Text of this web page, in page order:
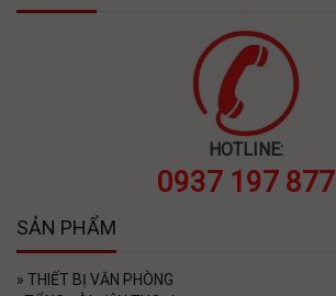
HOTLINE:
0937 197 877
SẢN PHẨM
» THIẾT BỊ VĂN PHÒNG